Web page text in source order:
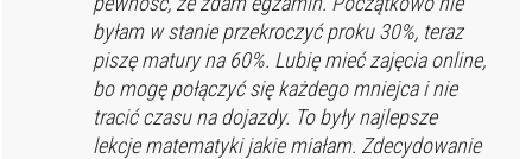
byłam w stanie przekroczyć proku 30%, teraz
piszę matury na 60%. Lubię mieć zajęcia online,
bo mogę połączyć się każdego mniejca i nie
tracić czasu na dojazdy. To były najlepsze
lekcje matematyki jakie miałam. Zdecydowanie